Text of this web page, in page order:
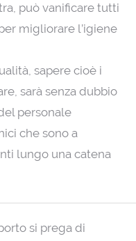
può vanificare tutti
migliorare l’igiene
sapere cioè i
sarà senza dubbio
personale
che sono a
lungo una catena
si prega di